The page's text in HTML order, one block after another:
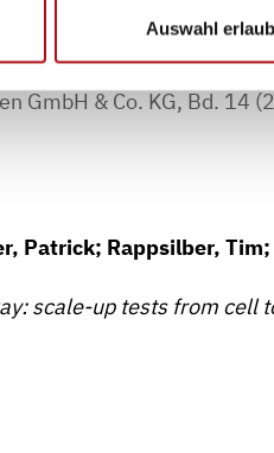
Auswahl
GmbH & Co. KG, Bd. 14
Patrick; Rappsilber,
scale-up tests from cell